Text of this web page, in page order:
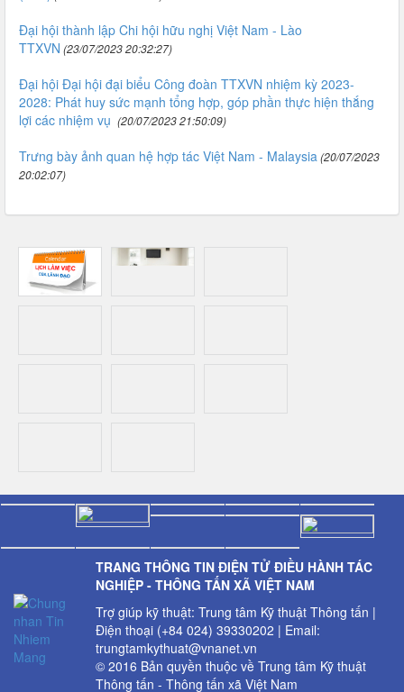
Đại hội thành lập Chi hội hữu nghị Việt Nam - Lào
TTXVN (23/07/2023 20:32:27)
Đại hội Đại hội đại biểu Công đoàn TTXVN nhiệm kỳ 2023-
2028: Phát huy sức mạnh tổng hợp, góp phần thực hiện thắng
lợi các nhiệm vụ (20/07/2023 21:50:09)
Trưng bày ảnh quan hệ hợp tác Việt Nam - Malaysia(20/07/2023
20:02:07)
TRANG THÔNG TIN ĐIỆN TỬ ĐIỀU HÀNH TÁC
NGHIỆP - THÔNG TẤN XÃ VIỆT NAM
Trợ giúp kỹ thuật: Trung tâm Kỹ thuật Thông tấn |
Điện thoại (+84 024) 39330202 | Email:
trungtamkythuat@vnanet.vn
© 2016 Bản quyền thuộc về Trung tâm Kỹ thuật
Thông tấn - Thông tấn xã Việt Nam